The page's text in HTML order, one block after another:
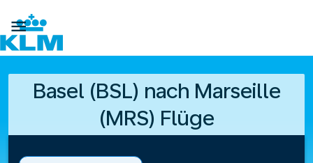

Basel (BSL) nach Marseille
(MRS) Flüge